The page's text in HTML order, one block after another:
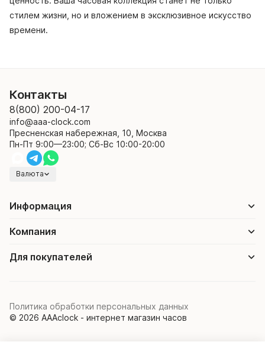
стилем жизни, но и вложением в эксклюзивное искусство
времени.
Контакты
8(800) 200-04-17
info@aaa-clock.com
Пресненская набережная, 10, Москва
Пн-Пт 9:00—23:00; Сб-Вс 10:00-20:00
Валюта
Информация
Компания
Для покупателей
© 2026 AAAclock - интернет магазин часов
Политика обработки персональных данных